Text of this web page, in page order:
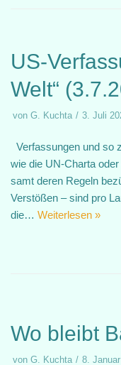
US-
Welt“
von G. Kuchta 3. Juli
Verfassungen und so
wie die UN-Charta
samt deren Regeln
Verstößen – sind pro
die… Weiterlesen »
Wo bleibt
von G. Kuchta 8.